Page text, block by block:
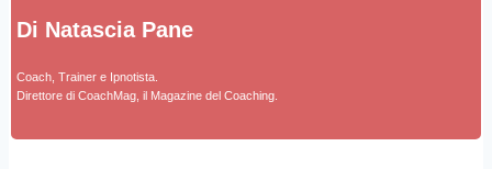
Di Natascia Pane
Coach, Trainer e Ipnotista.
Direttore di CoachMag, il Magazine del Coaching.